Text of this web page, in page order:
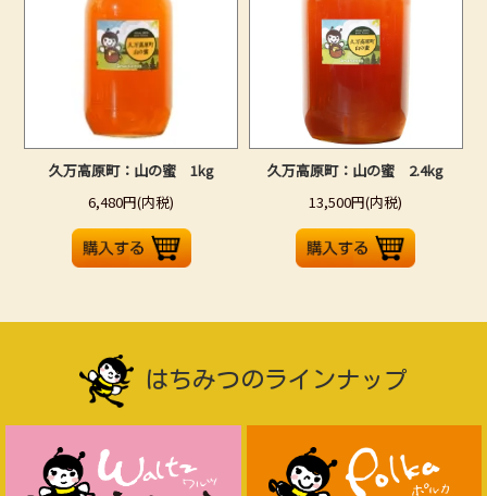
久万高原町：山の蜜 1kg
6,480円(内税)
久万高原町：山の蜜 2.4kg
13,500円(内税)
はちみつのラインナップ